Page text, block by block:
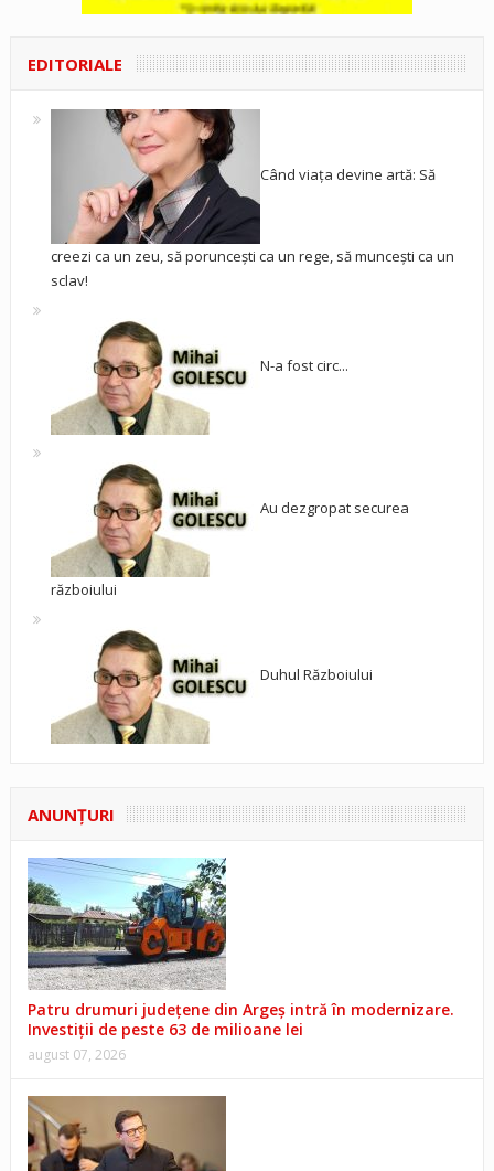
EDITORIALE
Când viața devine artă: Să
creezi ca un zeu, să poruncești ca un rege, să muncești ca un
sclav!
N-a fost circ...
Au dezgropat securea
războiului
Duhul Războiului
ANUNŢURI
Patru drumuri județene din Argeș intră în modernizare.
Investiții de peste 63 de milioane lei
august 07, 2026